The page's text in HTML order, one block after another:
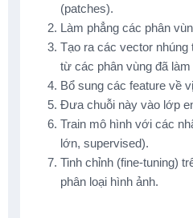
(patches).
Làm phẳng các phân
Tạo ra các vector
từ các phân vùng đã làm
Bổ sung các feature về
Đưa chuỗi này vào lớp
Train mô hình với các
lớn, supervised).
Tinh chỉnh (fine-tuning)
phân loại hình ảnh.